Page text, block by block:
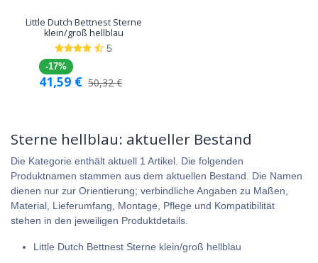
Little Dutch Bettnest Sterne
klein/groß hellblau
5
-17%
41,59 € 50,32€
Sterne hellblau: aktueller Bestand
Die Kategorie enthält aktuell 1 Artikel. Die folgenden
Produktnamen stammen aus dem aktuellen Bestand. Die Namen
dienen nur zur Orientierung; verbindliche Angaben zu Maßen,
Material, Lieferumfang, Montage, Pflege und Kompatibilität
stehen in den jeweiligen Produktdetails.
Little Dutch Bettnest Sterne klein/groß hellblau